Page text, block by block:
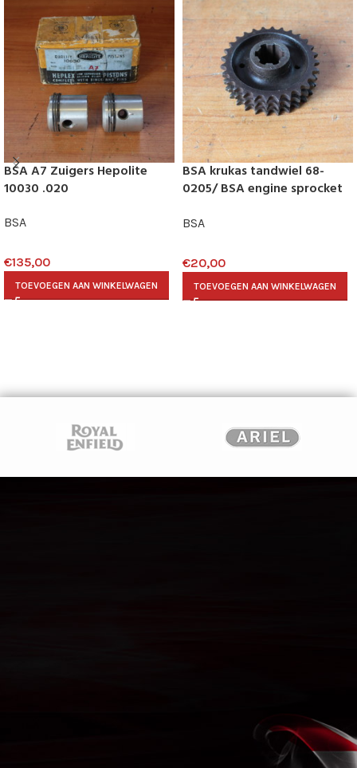
BSA A7 Zuigers Hepolite
10030 .020
BSA
€135,00
TOEVOEGEN AAN WINKELWAGEN
BSA krukas tandwiel 68-
0205/ BSA engine sprocket
BSA
€20,00
TOEVOEGEN AAN WINKELWAGEN